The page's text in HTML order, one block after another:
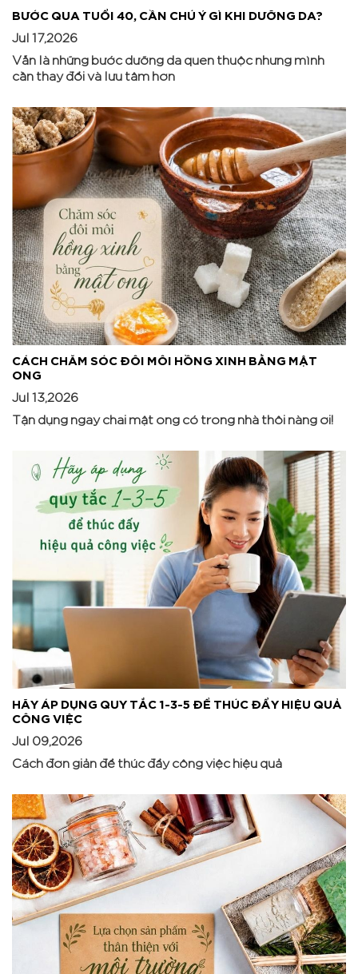
BƯỚC QUA TUỔI 40, CẦN CHÚ Ý GÌ KHI DƯỠNG DA?
Jul 17,2026
Vẫn là những bước dưỡng da quen thuộc nhưng mình
cần thay đổi và lưu tâm hơn
CÁCH CHĂM SÓC ĐÔI MÔI HỒNG XINH BẰNG MẬT
ONG
Jul 13,2026
Tận dụng ngay chai mật ong có trong nhà thôi nàng ơi!
HÃY ÁP DỤNG QUY TẮC 1-3-5 ĐỂ THÚC ĐẨY HIỆU QUẢ
CÔNG VIỆC
Jul 09,2026
Cách đơn giản để thúc đẩy công việc hiệu quả